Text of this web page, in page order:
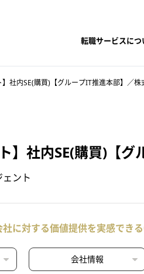
転職サービスにつ
】社内SE(購買)【グループIT推進本部】／
】社内SE(購買)【グ
ント
に対する価値提供を実感で
会社情報